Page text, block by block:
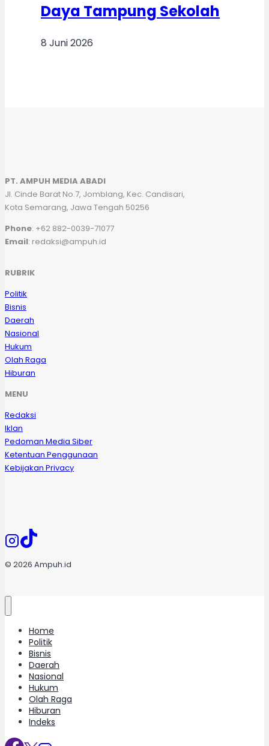
Daya Tampung Sekolah
8 Juni 2026
PT. AMPUH MEDIA ABADI
Jl. Cinde Barat No.7, Jomblang, Kec. Candisari,
Kota Semarang, Jawa Tengah 50256
Phone: +62 882-0039-71077
Email: redaksi@ampuh.id
RUBRIK
Politik
Bisnis
Daerah
Nasional
Hukum
Olah Raga
Hiburan
MENU
Redaksi
Iklan
Pedoman Media Siber
Ketentuan Penggunaan
Kebijakan Privacy
© 2026 Ampuh.id
Home
Politik
Bisnis
Daerah
Nasional
Hukum
Olah Raga
Hiburan
Indeks